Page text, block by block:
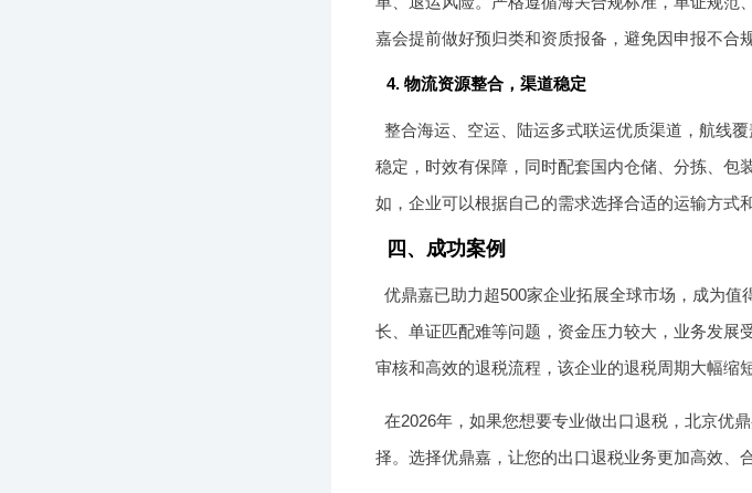
嘉会提前做好预归类和资质报备，避免因申报不合
4. 物流资源整合，渠道稳定
整合海运、空运、陆运多式联运优质渠道，航线
稳定，时效有保障，同时配套国内仓储、分拣、包
如，企业可以根据自己的需求选择合适的运输方式
四、成功案例
优鼎嘉已助力超500家企业拓展全球市场，成为
长、单证匹配难等问题，资金压力较大，业务发展
审核和高效的退税流程，该企业的退税周期大幅缩
在2026年，如果您想要专业做出口退税，北京优
择。选择优鼎嘉，让您的出口退税业务更加高效、